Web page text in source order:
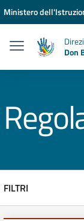
Vai ai contenuti
Vai al menu di
Vai al footer
Ministero
Don
FILTRI